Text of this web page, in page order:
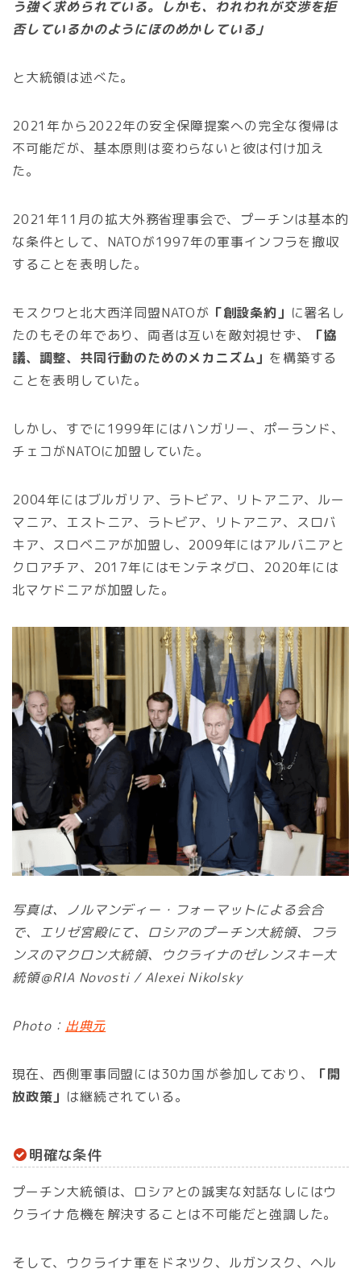
う強く求められている。しかも、われわれが交渉を拒
否しているかのようにほのめかしている」
と大統領は述べた。
2021年から2022年の安全保障提案への完全な復帰は
不可能だが、基本原則は変わらないと彼は付け加え
た。
2021年11月の拡大外務省理事会で、プーチンは基本的
な条件として、NATOが1997年の軍事インフラを撤収
することを表明した。
モスクワと北大西洋同盟NATOが 「創設条約」 に署名し
たのもその年であり、両者は互いを敵対視せず、
「協
議、調整、共同行動のためのメカニズム」 を構築する
ことを表明していた。
しかし、すでに1999年にはハンガリー、ポーランド、
チェコがNATOに加盟していた。
2004年にはブルガリア、ラトビア、リトアニア、ルー
マニア、エストニア、ラトビア、リトアニア、スロバ
キア、スロベニアが加盟し、2009年にはアルバニアと
クロアチア、2017年にはモンテネグロ、2020年には
北マケドニアが加盟した。
写真は、ノルマンディー・フォーマットによる会合
で、エリゼ宮殿にて、ロシアのプーチン大統領、フラ
ンスのマクロン大統領、ウクライナのゼレンスキー大
統領＠RIA Novosti / Alexei Nikolsky
Photo： 出典元
現在、西側軍事同盟には30カ国が参加しており、
「開
放政策」 は継続されている。
明確な条件
プーチン大統領は、ロシアとの誠実な対話なしにはウ
クライナ危機を解決することは不可能だと強調した。
そして、ウクライナ軍をドネツク、ルガンスク、ヘル